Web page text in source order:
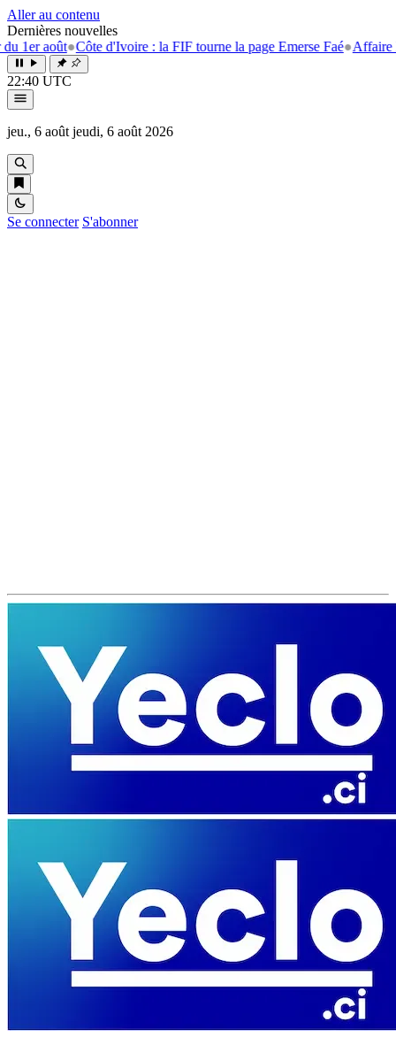
Aller au contenu
Dernières nouvelles
Côte d'Ivoire : la FIF tourne la page Emerse Faé●Affaire Koumassi
22:40 UTC
jeu., 6 août jeudi, 6 août 2026
Se connecter S'abonner